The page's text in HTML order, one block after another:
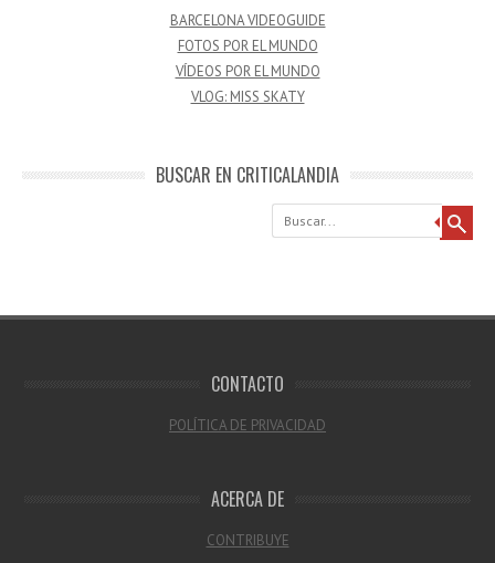
BARCELONA VIDEOGUIDE
FOTOS POR EL MUNDO
VÍDEOS POR EL MUNDO
VLOG: MISS SKATY
BUSCAR EN CRITICALANDIA
Buscar
CONTACTO
POLÍTICA DE PRIVACIDAD
ACERCA DE
CONTRIBUYE